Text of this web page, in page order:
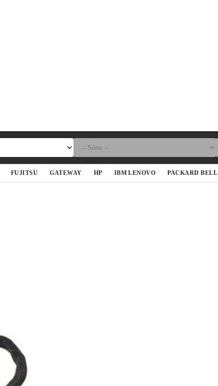
FUJITSU GATEWAY HP IBM LENOVO PACKARD BELL